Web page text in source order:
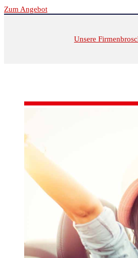
Zum Angebot
Unsere